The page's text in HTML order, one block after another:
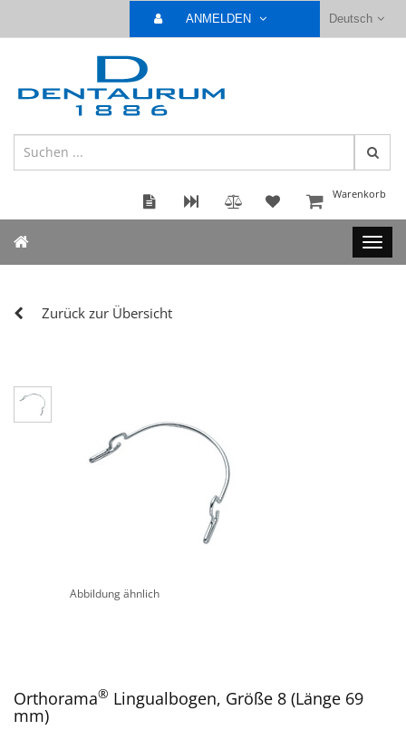
Deutsch
ANMELDEN
Warenkorb
Zurück zur Übersicht
Abbildung ähnlich
Orthorama® Lingualbogen, Größe 8 (Länge 69
mm)